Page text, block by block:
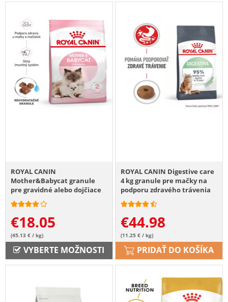
ROYAL CANIN
Mother&Babycat granule
pre gravidné alebo dojčiace
mačky a mačiatka od 1 do 4
mesiacov 400 g
€18.05
(45.13 € / kg)
VYBERTE MOŽNOSTI
ROYAL CANIN Digestive care
4 kg granule pre mačky na
podporu zdravého trávenia
€44.98
(11.25 € / kg)
PRIDAŤ DO KOŠÍKA